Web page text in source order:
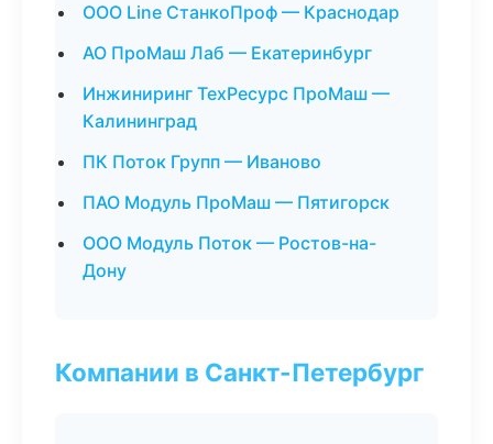
ООО Line СтанкоПроф — Краснодар
АО ПроМаш Лаб — Екатеринбург
Инжиниринг ТехРесурс ПроМаш —
Калининград
ПК Поток Групп — Иваново
ПАО Модуль ПроМаш — Пятигорск
ООО Модуль Поток — Ростов-на-
Дону
Компании в Санкт-Петербург